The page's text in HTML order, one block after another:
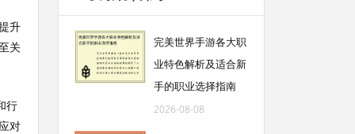
升
关
行
对
完美世界手游各大职
业特色解析及适合新
手的职业选择指南
2026-08-08